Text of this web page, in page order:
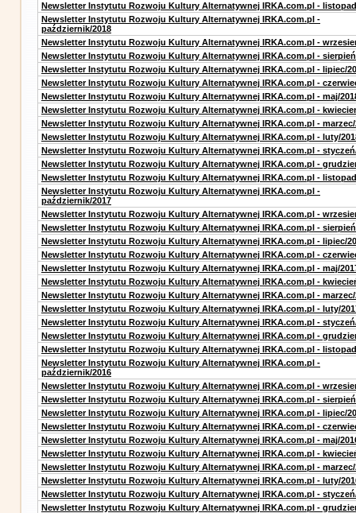
Newsletter Instytutu Rozwoju Kultury Alternatywnej IRKA.com.pl -
Newsletter Instytutu Rozwoju Kultury Alternatywnej IRKA.com.pl -
październik/2018
Newsletter Instytutu Rozwoju Kultury Alternatywnej IRKA.com.pl -
Newsletter Instytutu Rozwoju Kultury Alternatywnej IRKA.com.pl -
Newsletter Instytutu Rozwoju Kultury Alternatywnej IRKA.com.pl - lipiec/
Newsletter Instytutu Rozwoju Kultury Alternatywnej IRKA.com.pl -
Newsletter Instytutu Rozwoju Kultury Alternatywnej IRKA.com.pl - maj/
Newsletter Instytutu Rozwoju Kultury Alternatywnej IRKA.com.pl -
Newsletter Instytutu Rozwoju Kultury Alternatywnej IRKA.com.pl - marzec/
Newsletter Instytutu Rozwoju Kultury Alternatywnej IRKA.com.pl - luty/
Newsletter Instytutu Rozwoju Kultury Alternatywnej IRKA.com.pl -
Newsletter Instytutu Rozwoju Kultury Alternatywnej IRKA.com.pl -
Newsletter Instytutu Rozwoju Kultury Alternatywnej IRKA.com.pl -
Newsletter Instytutu Rozwoju Kultury Alternatywnej IRKA.com.pl -
październik/2017
Newsletter Instytutu Rozwoju Kultury Alternatywnej IRKA.com.pl -
Newsletter Instytutu Rozwoju Kultury Alternatywnej IRKA.com.pl -
Newsletter Instytutu Rozwoju Kultury Alternatywnej IRKA.com.pl - lipiec/
Newsletter Instytutu Rozwoju Kultury Alternatywnej IRKA.com.pl -
Newsletter Instytutu Rozwoju Kultury Alternatywnej IRKA.com.pl - maj/
Newsletter Instytutu Rozwoju Kultury Alternatywnej IRKA.com.pl -
Newsletter Instytutu Rozwoju Kultury Alternatywnej IRKA.com.pl - marzec/
Newsletter Instytutu Rozwoju Kultury Alternatywnej IRKA.com.pl - luty/
Newsletter Instytutu Rozwoju Kultury Alternatywnej IRKA.com.pl -
Newsletter Instytutu Rozwoju Kultury Alternatywnej IRKA.com.pl -
Newsletter Instytutu Rozwoju Kultury Alternatywnej IRKA.com.pl -
Newsletter Instytutu Rozwoju Kultury Alternatywnej IRKA.com.pl -
październik/2016
Newsletter Instytutu Rozwoju Kultury Alternatywnej IRKA.com.pl -
Newsletter Instytutu Rozwoju Kultury Alternatywnej IRKA.com.pl -
Newsletter Instytutu Rozwoju Kultury Alternatywnej IRKA.com.pl - lipiec/
Newsletter Instytutu Rozwoju Kultury Alternatywnej IRKA.com.pl -
Newsletter Instytutu Rozwoju Kultury Alternatywnej IRKA.com.pl - maj/
Newsletter Instytutu Rozwoju Kultury Alternatywnej IRKA.com.pl -
Newsletter Instytutu Rozwoju Kultury Alternatywnej IRKA.com.pl - marzec/
Newsletter Instytutu Rozwoju Kultury Alternatywnej IRKA.com.pl - luty/
Newsletter Instytutu Rozwoju Kultury Alternatywnej IRKA.com.pl -
Newsletter Instytutu Rozwoju Kultury Alternatywnej IRKA.com.pl -